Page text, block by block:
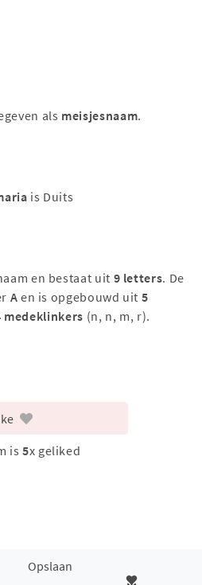
als meisjesnaam.
is Duits
en bestaat uit 9 letters. De
A en is opgebouwd uit 5
medeklinkers (n, n, m, r).
is 5x geliked
Opslaan